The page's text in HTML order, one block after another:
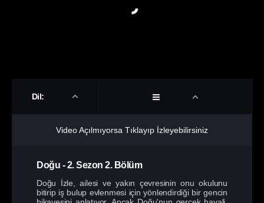
Dil:
Video Açılmıyorsa Tıklayıp İzleyebilirsiniz
Doğu -2. Sezon 2. Bölüm
Doğu İzle, ailesi ve yakın çevresinin onu okulunu
bitirip iş bulup evlenmesi için yönlendirdiği bir gencin